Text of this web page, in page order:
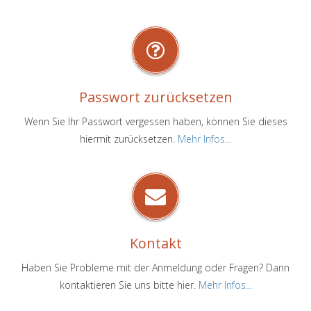
Passwort zurücksetzen
Wenn Sie Ihr Passwort vergessen haben, können Sie dieses
hiermit zurücksetzen. Mehr Infos...
Kontakt
Haben Sie Probleme mit der Anmeldung oder Fragen? Dann
kontaktieren Sie uns bitte hier. Mehr Infos...